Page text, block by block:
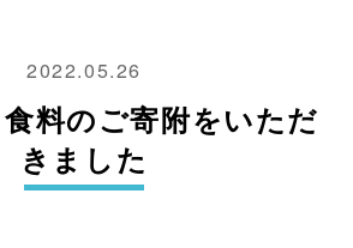
2022.05.26
料のご寄附をいただ
きました